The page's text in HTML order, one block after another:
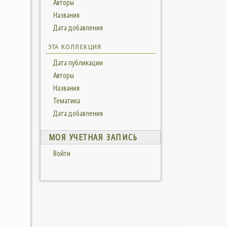
Авторы
Названия
Дата добавления
ЭТА КОЛЛЕКЦИЯ
Дата публикации
Авторы
Названия
Тематика
Дата добавления
МОЯ УЧЕТНАЯ ЗАПИСЬ
Войти